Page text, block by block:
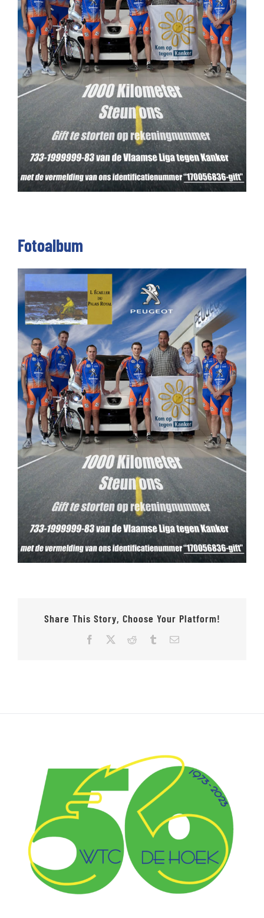
Fotoalbum
Share This Story, Choose Your Platform!
Facebook Reddit TumblrE-